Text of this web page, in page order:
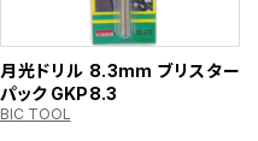
月光ドリル 8.3mm ブリスター
パック GKP8.3
BIC TOOL